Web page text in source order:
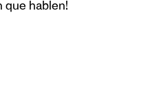
que hablen!